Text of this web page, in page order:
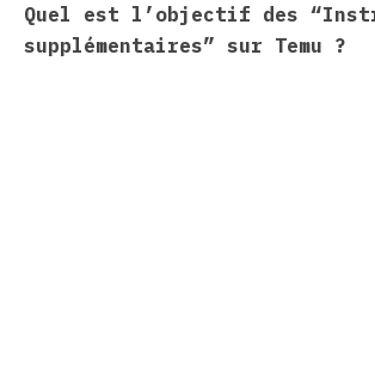
Quel est l’objectif des
supplémentaires” sur Temu ?